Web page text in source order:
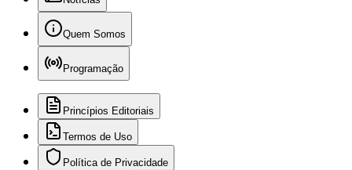
Quem Somos
Programação
Princípios Editoriais
Termos de Uso
Política de Privacidade